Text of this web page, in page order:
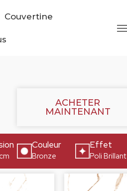
Couvertine
ACHETER
MAINTENANT
Couleur
Bronze
Effet
Poli Brillant